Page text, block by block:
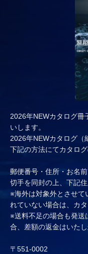
2026年NEWカタログ冊
いします。
2026年NEWカタログ（
下記の方法にてカタロ
郵便番号・住所・お名
切手を同封の上、下記
※海外は対象外とさせて
れていない場合は、カ
※送料不足の場合も発送
合、差額の返金はいた
〒551-0002